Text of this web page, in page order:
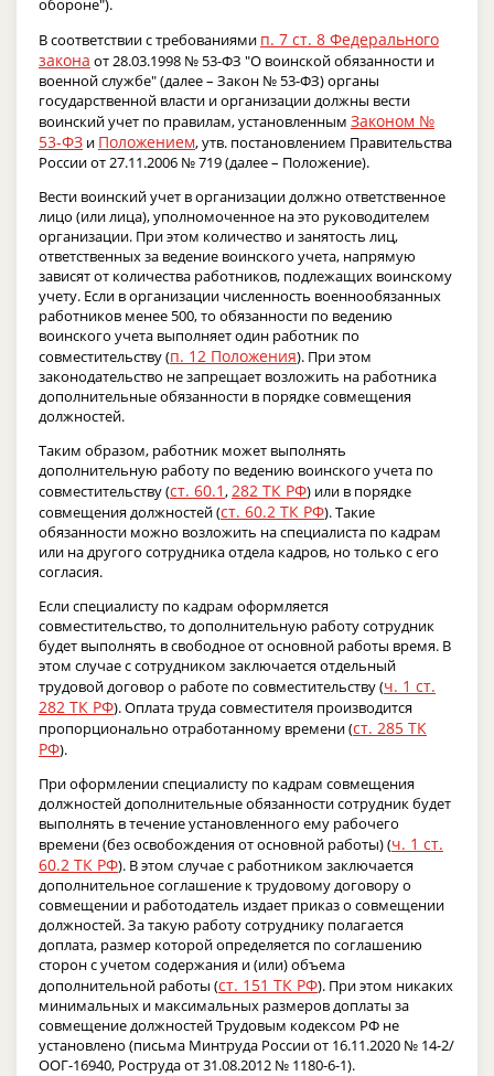
обороне").
В соответствии с требованиями п. 7 ст. 8 Федерального
закона от 28.03.1998 № 53-ФЗ "О воинской обязанности и
военной службе" (далее – Закон № 53-ФЗ) органы
государственной власти и организации должны вести
воинский учет по правилам, установленным Законом №
53-ФЗ и Положением, утв. постановлением Правительства
России от 27.11.2006 № 719 (далее – Положение).
Вести воинский учет в организации должно ответственное
лицо (или лица), уполномоченное на это руководителем
организации. При этом количество и занятость лиц,
ответственных за ведение воинского учета, напрямую
зависят от количества работников, подлежащих воинскому
учету. Если в организации численность военнообязанных
работников менее 500, то обязанности по ведению
воинского учета выполняет один работник по
совместительству (п. 12 Положения). При этом
законодательство не запрещает возложить на работника
дополнительные обязанности в порядке совмещения
должностей.
Таким образом, работник может выполнять
дополнительную работу по ведению воинского учета по
совместительству (ст. 60.1, 282 ТК РФ) или в порядке
совмещения должностей (ст. 60.2 ТК РФ). Такие
обязанности можно возложить на специалиста по кадрам
или на другого сотрудника отдела кадров, но только с его
согласия.
Если специалисту по кадрам оформляется
совместительство, то дополнительную работу сотрудник
будет выполнять в свободное от основной работы время. В
этом случае с сотрудником заключается отдельный
трудовой договор о работе по совместительству (ч. 1 ст.
282 ТК РФ). Оплата труда совместителя производится
пропорционально отработанному времени (ст. 285 ТК
РФ).
При оформлении специалисту по кадрам совмещения
должностей дополнительные обязанности сотрудник будет
выполнять в течение установленного ему рабочего
времени (без освобождения от основной работы) (ч. 1 ст.
60.2 ТК РФ). В этом случае с работником заключается
дополнительное соглашение к трудовому договору о
совмещении и работодатель издает приказ о совмещении
должностей. За такую работу сотруднику полагается
доплата, размер которой определяется по соглашению
сторон с учетом содержания и (или) объема
дополнительной работы (ст. 151 ТК РФ). При этом никаких
минимальных и максимальных размеров доплаты за
совмещение должностей Трудовым кодексом РФ не
установлено (письма Минтруда России от 16.11.2020 № 14-2/
ООГ-16940, Роструда от 31.08.2012 № 1180-6-1).